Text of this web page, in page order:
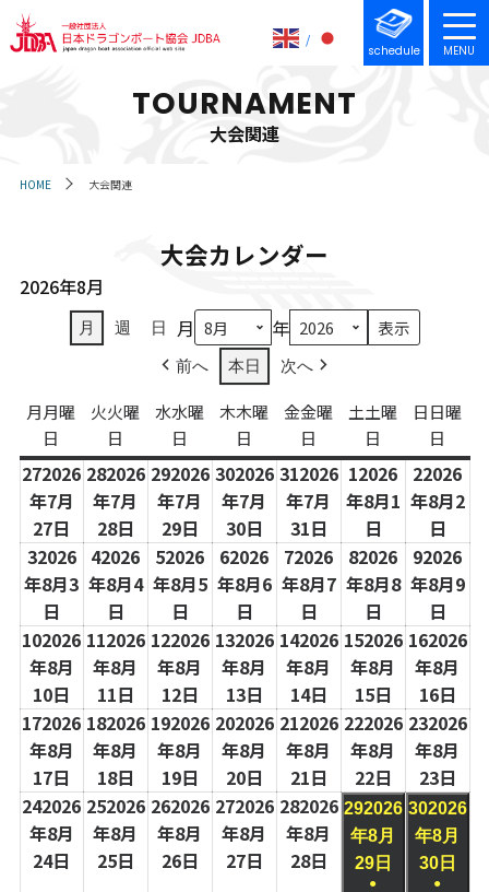
schedule MENU
TOURNAMENT
大会関連
HOME 大会関連
大会カレンダー
2026年8月
月 週 日 月 年
前へ 本日 次へ
月月曜
日
火火曜
日
水水曜
日
木木曜
日
金金曜
日
土土曜
日
日日曜
日
272026
年7月
27日
282026
年7月
28日
292026
年7月
29日
302026
年7月
30日
312026
年7月
31日
12026
年8月1
日
22026
年8月2
日
32026
年8月3
日
42026
年8月4
日
52026
年8月5
日
62026
年8月6
日
72026
年8月7
日
82026
年8月8
日
92026
年8月9
日
102026
年8月
10日
112026
年8月
11日
122026
年8月
12日
132026
年8月
13日
142026
年8月
14日
152026
年8月
15日
162026
年8月
16日
172026
年8月
17日
182026
年8月
18日
192026
年8月
19日
202026
年8月
20日
212026
年8月
21日
222026
年8月
22日
232026
年8月
23日
242026
年8月
24日
252026
年8月
25日
262026
年8月
26日
272026
年8月
27日
282026
年8月
28日
292026
年8月
29日
●
302026
年8月
30日
●